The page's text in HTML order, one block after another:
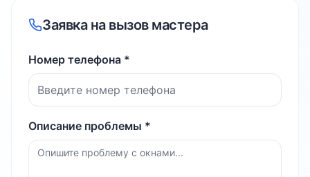
Заявка на вызов мастера
Номер телефона *
Описание проблемы *